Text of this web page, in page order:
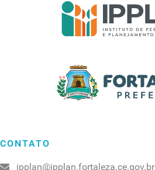
CONTATO
ipplan@ipplan.fortaleza.ce.gov.br